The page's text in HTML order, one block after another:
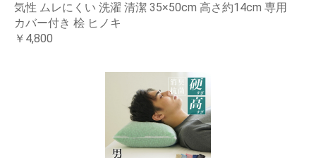
気性 ムレにくい 洗濯 清潔 35×50cm 高さ約14cm 専用
カバー付き 桧 ヒノキ
￥4,800